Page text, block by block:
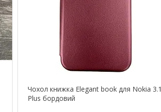
Чохол книжка Elegant book для Nokia 3.1
Plus бордовий